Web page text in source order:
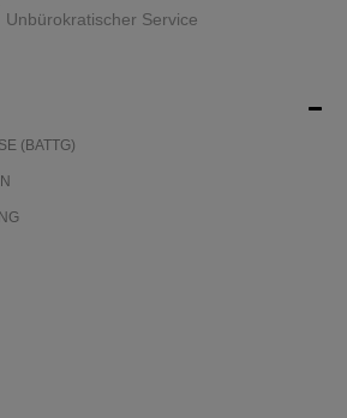
Unbürokratischer Service
(BATTG)